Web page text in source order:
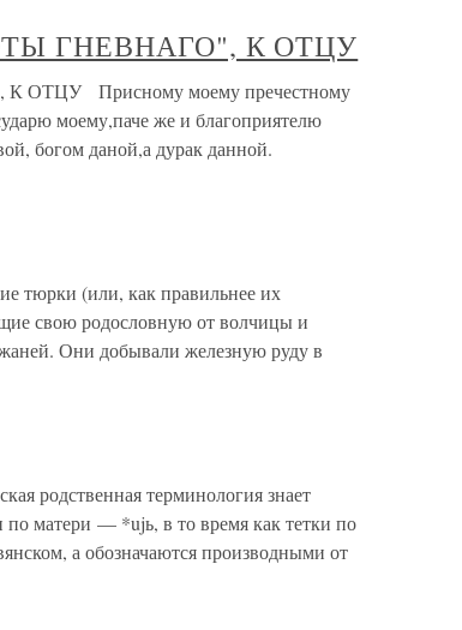
ГНЕВНАГО", К ОТЦУ
Присному моему пречестному
моему,паче же и благоприятелю
богом даной,а дурак данной.
тюрки (или, как правильнее их
свою родословную от волчицы и
Они добывали железную руду в
родственная терминология знает
матери — *ujь, в то время как тетки по
а обозначаются производными от